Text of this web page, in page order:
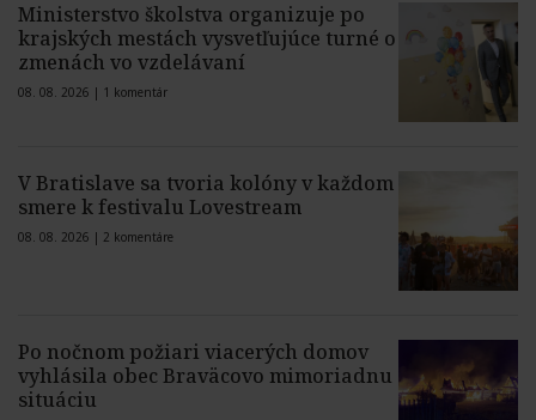
Ministerstvo školstva organizuje po
krajských mestách vysvetľujúce turné o
zmenách vo vzdelávaní
08. 08. 2026 | 1 komentár
V Bratislave sa tvoria kolóny v každom
smere k festivalu Lovestream
08. 08. 2026 | 2 komentáre
Po nočnom požiari viacerých domov
vyhlásila obec Braväcovo mimoriadnu
situáciu